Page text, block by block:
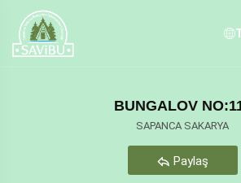
BUNGALOV
SAPANCA SAKARYA
Paylaş